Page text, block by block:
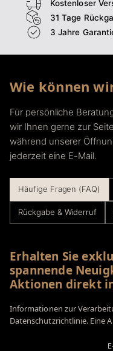
Kostenloser
31 Tage
3 Jahre
Wie können
Für persönliche
wir Ihnen gerne zur
während unserer
jederzeit eine E-Mail.
Häufige Fragen (FAQ)
Rückgabe & Widerruf
Erhalten Sie
spannende
Aktionen direkt
Informationen zur
Datenschutzrichtlinie. Eine